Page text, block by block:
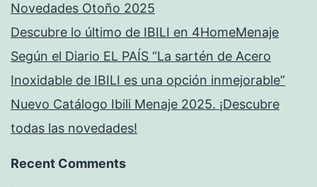
Novedades Otoño 2025
Descubre lo último de IBILI en 4HomeMenaje
Según el Diario EL PAÍS “La sartén de Acero
Inoxidable de IBILI es una opción inmejorable”
Nuevo Catálogo Ibili Menaje 2025. ¡Descubre
todas las novedades!
Recent Comments